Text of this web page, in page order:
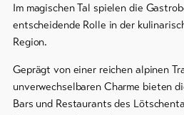
Shops
Skipässe
Im magischen Tal spielen die
entscheidende Rolle in der
Region.
Geprägt von einer reichen alpinen
unverwechselbaren Charme bieten
Bars und Restaurants des